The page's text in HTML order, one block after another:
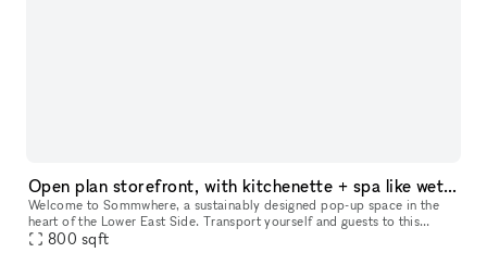
Open plan storefront, with kitchenette + spa like wetroom. A unique NY showroom.
Welcome to Sommwhere, a sustainably designed pop-up space in the
heart of the Lower East Side. Transport yourself and guests to this
stylish, minimalist space conveniently located on Ludlow between H
800 sqft